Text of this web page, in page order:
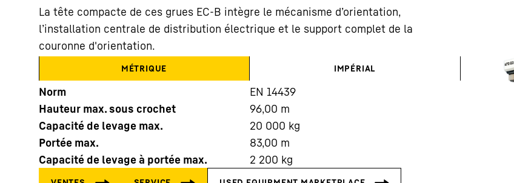
En savoir plus sur Liebherr
La tête compacte de ces grues EC-B intègre le mécanisme d’orientation,
l’installation centrale de distribution électrique et le support complet de la
couronne d'orientation.
MÉTRIQUE IMPÉRIAL
Norm
EN 14439
Hauteur max. sous crochet
96,00 m
Capacité de levage max.
20 000 kg
Portée max.
83,00 m
Capacité de levage à portée max.
2 200 kg